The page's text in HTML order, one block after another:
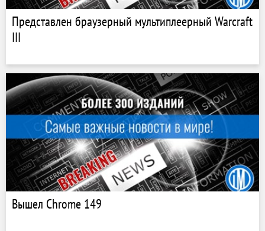
Представлен браузерный мультиплеерный Warcraft
III
Вышел Chrome 149